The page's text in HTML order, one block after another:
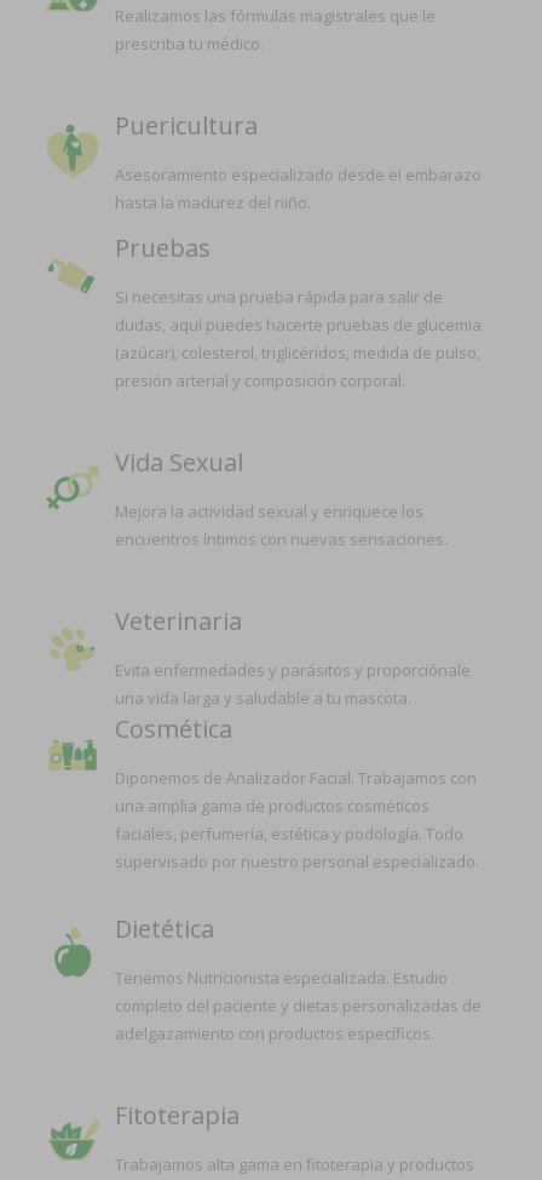
Realizamos las fórmulas magistrales que le
prescriba tu médico.
Puericultura
Asesoramiento especializado desde el embarazo
hasta la madurez del niño.
Pruebas
Si necesitas una prueba rápida para salir de
dudas, aquí puedes hacerte pruebas de glucemia
(azúcar), colesterol, triglicéridos, medida de pulso,
presión arterial y composición corporal.
Vida Sexual
Mejora la actividad sexual y enriquece los
encuentros íntimos con nuevas sensaciones.
Veterinaria
Evita enfermedades y parásitos y proporciónale
una vida larga y saludable a tu mascota.
Cosmética
Diponemos de Analizador Facial. Trabajamos con
una amplia gama de productos cosméticos
faciales, perfumería, estética y podología. Todo
supervisado por nuestro personal especializado.
Dietética
Tenemos Nutricionista especializada. Estudio
completo del paciente y dietas personalizadas de
adelgazamiento con productos específicos.
Fitoterapia
Trabajamos alta gama en fitoterapia y productos